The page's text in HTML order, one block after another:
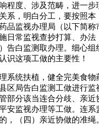
程度、涉及范畴，进一步
系，明白分工，要按照本
品监视办理局（以下简称
日常监视查抄打算、办法
告白监测取办理。细心组
识这项工做的主要性！
统扶植，健全完美食物
区局告白监测工做进行监
部分该当连合分歧、亲近
安监视办理等工做。连系
，（四）亲近协做的准绳